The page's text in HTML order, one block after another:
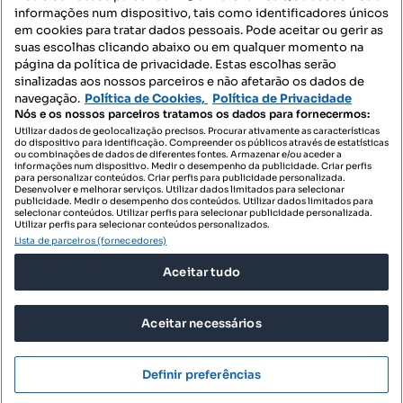
Mapa do Site
Contacte-nos
SIGA-NOS:
DESCARREGAR NA:
© 2026 Imovirtual.com, OLX Portugal, S.A.
TERMOS DE UTILIZAÇÃO
POLÍTICA DE PRIVACIDADE
CONFIGURAÇÕES DE PRIVACIDADE
informações num dispositivo, tais como identificadores únicos
em cookies para tratar dados pessoais. Pode aceitar ou gerir as
suas escolhas clicando abaixo ou em qualquer momento na
página da política de privacidade. Estas escolhas serão
sinalizadas aos nossos parceiros e não afetarão os dados de
navegação. Política de Cookies, Política de Privacidade
Nós e os nossos parceiros tratamos os dados para fornecermos:
Utilizar dados de geolocalização precisos. Procurar ativamente as características
do dispositivo para identificação. Compreender os públicos através de estatísticas
ou combinações de dados de diferentes fontes. Armazenar e/ou aceder a
informações num dispositivo. Medir o desempenho da publicidade. Criar perfis
para personalizar conteúdos. Criar perfis para publicidade personalizada.
Desenvolver e melhorar serviços. Utilizar dados limitados para selecionar
publicidade. Medir o desempenho dos conteúdos. Utilizar dados limitados para
selecionar conteúdos. Utilizar perfis para selecionar publicidade personalizada.
Utilizar perfis para selecionar conteúdos personalizados.
Lista de parceiros (fornecedores)
Aceitar tudo
Aceitar necessários
Definir preferências